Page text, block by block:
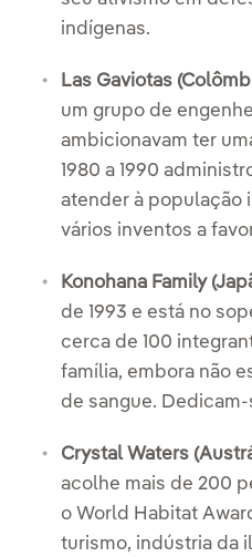
indígenas.
Las Gaviotas
um grupo de
ambicionavam ter
1980 a 1990
atender à população
vários inventos a
Konohana Family
de 1993 e está no
cerca de 100
família, embora não
de sangue.
Crystal Waters
acolhe mais de 200
o World Habitat
turismo, indústria da